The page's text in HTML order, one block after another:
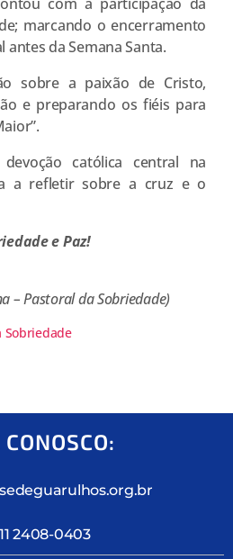
marcando o encerramento
da Semana Santa.
sobre a paixão de Cristo,
e preparando os fiéis para
católica central na
a refletir sobre a cruz e o
e Paz!
– Pastoral da Sobriedade)
2408-0403